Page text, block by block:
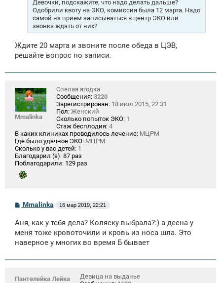
Девочки, подскажите, что надо делать дальше?
Одобрили квоту на ЭКО, комиссия была 12 марта. Надо
самой на прием записываться в центр ЭКО или
звонка ждать от них?
Ждите 20 марта и звоните после обеда в ЦЭВ,
решайте вопрос по записи.
Mmalinka
Спелая ягодка
Сообщения: 3220
Зарегистрирован: 18 июл 2015, 22:31
Пол: Женский
Сколько попыток ЭКО: 1
Стаж бесплодия: 4
В каких клиниках проводилось лечение: МЦРМ
Где было удачное ЭКО: МЦРМ
Сколько у вас детей: 1
Благодарил (а): 87 раз
Поблагодарили: 129 раз
С
о
б
щ
н
е
Mmalinka 16 мар 2019, 22:21
Аня, как у тебя дела? Коляску выбрала?:) а десна у
меня тоже кровоточили и кровь из носа шла. Это
наверное у многих во время Б бывает
Пантелейка Лейка
Девица на выданье